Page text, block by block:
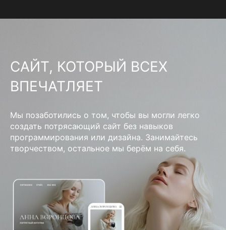
САЙТ, КОТОРЫЙ ВСЕХ
ВПЕЧАТЛЯЕТ
Мы позаботились о том, чтобы вы могли легко
создать потрясающий сайт без навыков
программирования или дизайна. Занимайтесь
творчеством, остальное мы берём на себя.